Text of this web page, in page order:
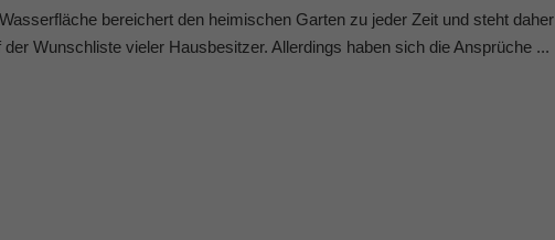
bereichert den heimischen Garten zu jeder Zeit und steht daher
der Wunschliste vieler Hausbesitzer. Allerdings haben sich die Ansprüche ...